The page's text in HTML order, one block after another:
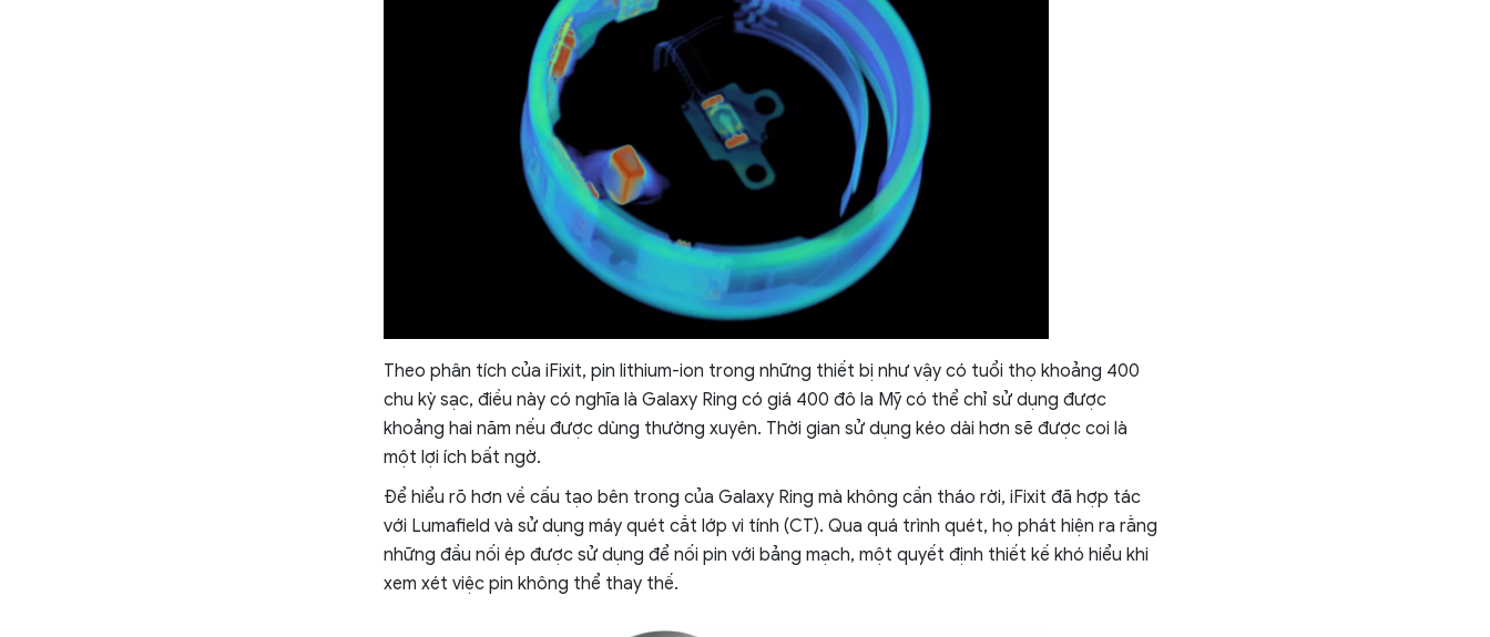
Theo phân tích của iFixit, pin lithium-ion trong những thiết bị như vậy có tuổi thọ khoảng 400
chu kỳ sạc, điều này có nghĩa là Galaxy Ring có giá 400 đô la Mỹ có thể chỉ sử dụng được
khoảng hai năm nếu được dùng thường xuyên. Thời gian sử dụng kéo dài hơn sẽ được coi là
một lợi ích bất ngờ.
Để hiểu rõ hơn về cấu tạo bên trong của Galaxy Ring mà không cần tháo rời, iFixit đã hợp tác
với Lumafield và sử dụng máy quét cắt lớp vi tính (CT). Qua quá trình quét, họ phát hiện ra rằng
những đầu nối ép được sử dụng để nối pin với bảng mạch, một quyết định thiết kế khó hiểu khi
xem xét việc pin không thể thay thế.